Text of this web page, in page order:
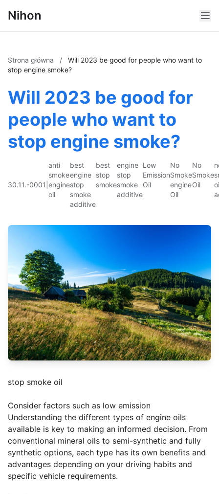
Nihon
Strona główna /
Will 2023 be good for people who want to
stop engine smoke?
Will 2023 be good for
people who want to
stop engine smoke?
30.11.-0001
anti
smoke
engine
oil
best
engine
stop
smoke
additive
best
stop
smoke
engine
stop
smoke
additive
Low
Emission
Oil
No
Smoke
engine
Oil
No
Smoke
Oil
stop smoke oil
Consider factors such as low emission
Understanding the different types of engine oils
available is key to making an informed decision. From
conventional mineral oils to semi-synthetic and fully
synthetic options, each type has its own benefits and
advantages depending on your driving habits and
specific vehicle requirements.